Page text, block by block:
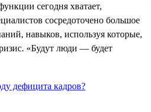
сегодня хватает,
сосредоточено большое
навыков, используя которые,
«Будут люди — будет
дефицита кадров?